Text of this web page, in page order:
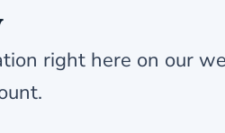
right here on our